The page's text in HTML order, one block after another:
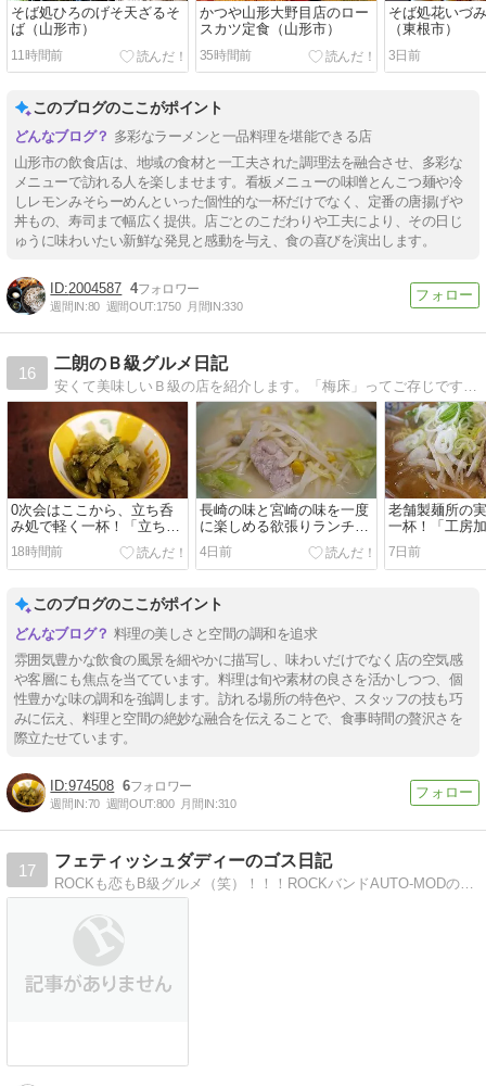
そば処ひろのげそ天ざるそ
ば（山形市）
11時間前
かつや山形大野目店のロー
スカツ定食（山形市）
35時間前
そば処花いづ
（東根市）
3日前
このブログのここがポイント
多彩なラーメンと一品料理を堪能できる店
山形市の飲食店は、地域の食材と一工夫された調理法を融合させ、多彩な
メニューで訪れる人を楽しませます。看板メニューの味噌とんこつ麺や冷
しレモンみそらーめんといった個性的な一杯だけでなく、定番の唐揚げや
丼もの、寿司まで幅広く提供。店ごとのこだわりや工夫により、その日じ
ゅうに味わいたい新鮮な発見と感動を与え、食の喜びを演出します。
2004587 4
週間IN:80 週間OUT:1750 月間IN:330
16
二朗のＢ級グルメ日記
0次会はここから、立ち呑
み処で軽く一杯！「立ち呑
み処 ゆきちゃん」旭川市宮
下通
18時間前
長崎の味と宮崎の味を一度
に楽しめる欲張りランチ！
「福こい食堂」旭川市東光
4日前
老舗製麺所の
一杯！「工房
ん」旭川市神楽
7日前
このブログのここがポイント
料理の美しさと空間の調和を追求
雰囲気豊かな飲食の風景を細やかに描写し、味わいだけでなく店の空気感
や客層にも焦点を当てています。料理は旬や素材の良さを活かしつつ、個
性豊かな味の調和を強調します。訪れる場所の特色や、スタッフの技も巧
みに伝え、料理と空間の絶妙な融合を伝えることで、食事時間の贅沢さを
際立たせています。
974508 6
週間IN:70 週間OUT:800 月間IN:310
17
フェティッシュダディーのゴス日記
ROCKも恋もB級グルメ（笑）！！！ROCKバンドAUTO-MODのジュネのROCKでB級グルメな日常のブログです。